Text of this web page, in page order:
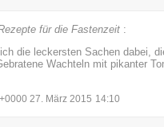
für die Fastenzeit :
die leckersten Sachen dabei,
Wachteln mit pikanter
27. März 2015 14:10